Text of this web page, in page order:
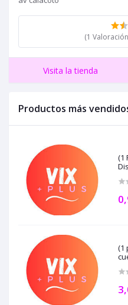
(1
Visita la tienda
Productos más
(1
(1